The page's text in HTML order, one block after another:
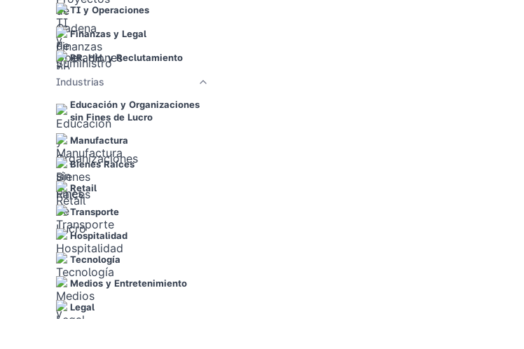
TI y Operaciones
Finanzas y Legal
RR. HH. y Reclutamiento
Industrias
Educación y Organizaciones
sin Fines de Lucro
Manufactura
Bienes Raíces
Retail
Transporte
Hospitalidad
Tecnología
Medios y Entretenimiento
Legal